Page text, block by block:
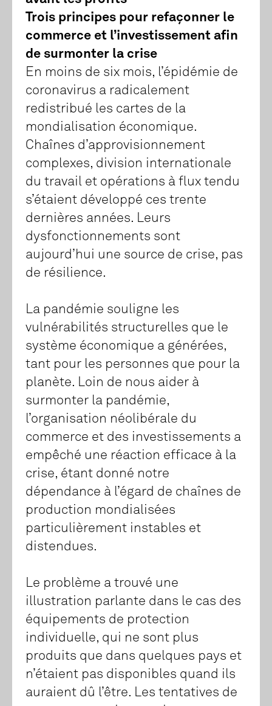
Trois principes pour refaçonner le
commerce et l’investissement afin
de surmonter la crise
En moins de six mois, l’épidémie de
coronavirus a radicalement
redistribué les cartes de la
mondialisation économique.
Chaînes d’approvisionnement
complexes, division internationale
du travail et opérations à flux tendu
s’étaient développé ces trente
dernières années. Leurs
dysfonctionnements sont
aujourd’hui une source de crise, pas
de résilience.
La pandémie souligne les
vulnérabilités structurelles que le
système économique a générées,
tant pour les personnes que pour la
planète. Loin de nous aider à
surmonter la pandémie,
l’organisation néolibérale du
commerce et des investissements a
empêché une réaction efficace à la
crise, étant donné notre
dépendance à l’égard de chaînes de
production mondialisées
particulièrement instables et
distendues.
Le problème a trouvé une
illustration parlante dans le cas des
équipements de protection
individuelle, qui ne sont plus
produits que dans quelques pays et
n’étaient pas disponibles quand ils
auraient dû l’être. Les tentatives de